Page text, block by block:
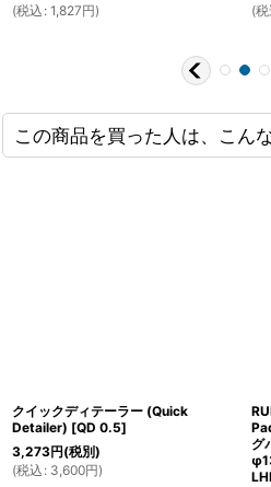
(税込 : 1,827円)
(税
この商品を買った人は、こん
クイックディテーラー (Quick
Detailer) [QD 0.5]
3,273円(税別)
(税込 : 3,600円)
グ